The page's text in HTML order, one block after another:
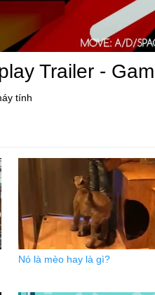
Trailer -
tính
Nó là mèo hay là gì?